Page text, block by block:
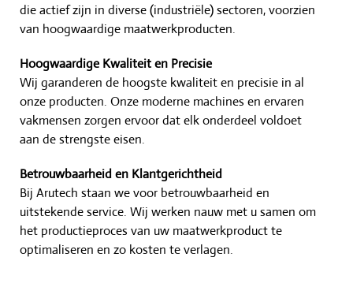
die actief zijn in diverse (industriële) sectoren, voorzien
van hoogwaardige maatwerkproducten.
Hoogwaardige Kwaliteit en Precisie
Wij garanderen de hoogste kwaliteit en precisie in al
onze producten. Onze moderne machines en ervaren
vakmensen zorgen ervoor dat elk onderdeel voldoet
aan de strengste eisen.
Betrouwbaarheid en Klantgerichtheid
Bij Arutech staan we voor betrouwbaarheid en
uitstekende service. Wij werken nauw met u samen om
het productieproces van uw maatwerkproduct te
optimaliseren en zo kosten te verlagen.